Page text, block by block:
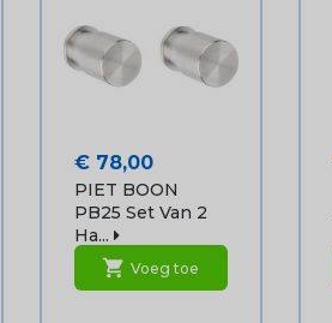
Prijs
€ 78,00
PIET BOON
PB25 Set Van 2
Ha...
shopping_cart Voeg toe